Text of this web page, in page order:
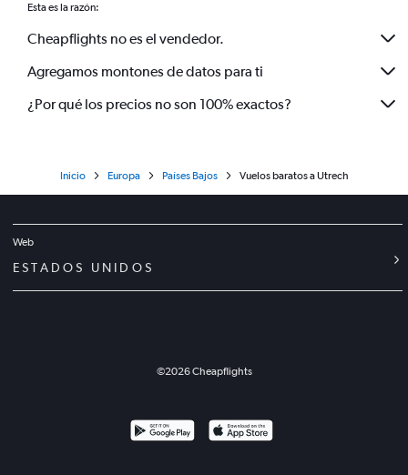
Esta es la razón:
Cheapflights no es el vendedor.
Agregamos montones de datos para ti
¿Por qué los precios no son 100% exactos?
Inicio Europa Países Bajos Vuelos baratos a Utrech
Web
ESTADOS UNIDOS
©2026Cheapflights